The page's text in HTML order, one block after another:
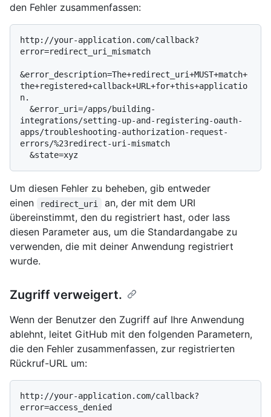
den Fehler zusammenfassen:
http://your-application.com/callback?
error=redirect_uri_mismatch
&error_description=The+redirect_uri+MUST+match+
the+registered+callback+URL+for+this+applicatio
n.
integrations/setting-up-and-registering-oauth-
apps/troubleshooting-authorization-request-
errors/%23redirect-uri-mismatch
Um diesen Fehler zu beheben, gib entweder
einen
redirect_uri
an, der mit dem URI
übereinstimmt, den du registriert hast, oder lass
diesen Parameter aus, um die Standardangabe zu
verwenden, die mit deiner Anwendung registriert
wurde.
Zugriff verweigert.
Wenn der Benutzer den Zugriff auf Ihre Anwendung
ablehnt, leitet GitHub mit den folgenden Parametern,
die den Fehler zusammenfassen, zur registrierten
Rückruf-URL um:
http://your-application.com/callback?
error=access_denied